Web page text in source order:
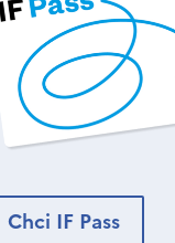
Chci IF Pass